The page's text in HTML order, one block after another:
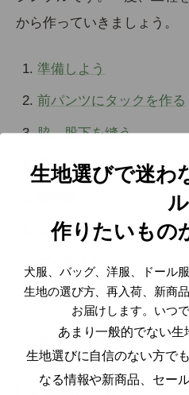
から作っていきましょう。
準備しよう
前パンツにタックを作る
脇、股下を縫う
股部分を縫う
ウエストベルト部分を
リボンを作る
この8つの工程についてゆ
生地選びで迷わ
ル
作りたいもの
犬服、バッグ、洋服、ドール
生地の選び方、再入荷、新商
お届けします。いつ
あまり一般的でない生
生地選びに自信のない方で
なる情報や新商品、セー